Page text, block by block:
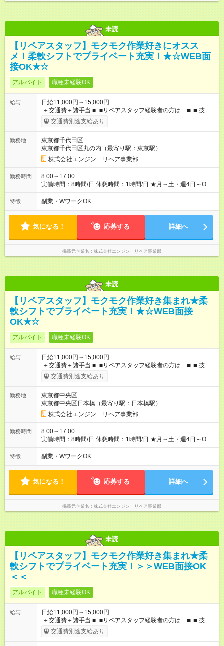
未読
【リペアスタッフ】モクモク作業好きにオスス
メ！柔軟シフトでプライベート充実！★☆WEB面
接OK★☆
アルバイト 職種未経験OK
給与
日給11,000円～15,000円
＋交通費＋諸手当 ■□■リペアスタッフ経験者の方は…■□■ 技術
チェック後に日給を決定します！ ・現場数に応じて『日給が1.2
倍』！ ・その他手当により『1.5倍』になることも…！ ・その他
交通費規定支給 ◆残業手当あり ◆子供手当あり ◆宿泊手当あり
(2，000円/1日) ※宿泊を伴う現場の場合 ◆先輩スタッフの給与例
﹋﹋﹋﹋﹋﹋﹋﹋﹋﹋﹋ ・週5日勤務Aさん ＞＞日給11，000円
×20勤務 ＞＞月収22万円＋諸手当 【試用期間】試用期間あり 試
用期間の長さ：6ヶ月 ※ 雇用形態と給与に、本採用時と異なる部
分があります。 雇用形態：本採用時と同じです。 給与：日
円 121勤務目から日給1万1，000円～ となります。
::::: ::::: ::::: ::::: ::::: ::::::
交通費別途支給あり
勤務地
東京都千代田区
東京都千代田区丸の内（最寄り駅：東京駅）
株式会社エンジン リペア事業部
勤務時間
8:00～17:00
実働時間：8時間/日 休憩時間：1時間/日 ★月～土・週4日～OK
★週5日入れる方大歓迎！※日時相談OK ★時期により連休取得も
可能！ ＼毎月希望シフト提出で働きやすい！／ 毎月20日までに
OK
特徴 副業・WワークOK
気になる！ 応募する 詳細へ
掲載元企業名 株式会社エンジン リペア事業部
未読
【リペアスタッフ】モクモク作業好き集まれ★柔
軟シフトでプライベート充実！★☆WEB面接
OK★☆
アルバイト 職種未経験OK
給与
日給11,000円～15,000円
＋交通費＋諸手当 ■□■リペアスタッフ経験者の方は…■□■ 技術
チェック後に日給を決定します！ ・現場数に応じて『日給が1.2
倍』！ ・その他手当により『1.5倍』になることも…！ ・その他
交通費規定支給 ◆残業手当あり ◆子供手当あり ◆宿泊手当あり
(2，000円/1日) ※宿泊を伴う現場の場合 ◆先輩スタッフの給与例
﹋﹋﹋﹋﹋﹋﹋﹋﹋﹋﹋ ・週5日勤務Aさん ＞＞日給11，000円
×20勤務 ＞＞月収22万円＋諸手当 【試用期間】試用期間あり 試
用期間の長さ：6ヶ月 ※ 雇用形態と給与に、本採用時と異なる部
分があります。 雇用形態：本採用時と同じです。 給与：日
円 121勤務目から日給1万1，000円～ となります。
::::: ::::: ::::: ::::: ::::: ::::::
交通費別途支給あり
勤務地
東京都中央区
東京都中央区日本橋（最寄り駅：日本橋駅）
株式会社エンジン リペア事業部
勤務時間
8:00～17:00
実働時間：8時間/日 休憩時間：1時間/日 ★月～土・週4日～OK
★週5日入れる方大歓迎！※日時相談OK ★時期により連休取得も
可能！ ＼毎月希望シフト提出で働きやすい！／ 毎月20日までに
OK
特徴 副業・WワークOK
気になる！ 応募する 詳細へ
掲載元企業名 株式会社エンジン リペア事業部
未読
【リペアスタッフ】モクモク作業好き集まれ★柔
軟シフトでプライベート充実！＞＞WEB面接OK
＜＜
アルバイト 職種未経験OK
給与
日給11,000円～15,000円
＋交通費＋諸手当 ■□■リペアスタッフ経験者の方は…■□■ 技術
チェック後に日給を決定します！ ・現場数に応じて『日給が1.2
倍』！ ・その他手当により『1.5倍』になることも…！ ・その他
交通費別途支給あり